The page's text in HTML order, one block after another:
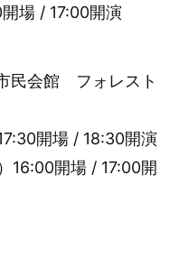
場 / 17:00開演
民会館 フォレスト
開場 / 18:30開演
16:00開場 / 17:00開